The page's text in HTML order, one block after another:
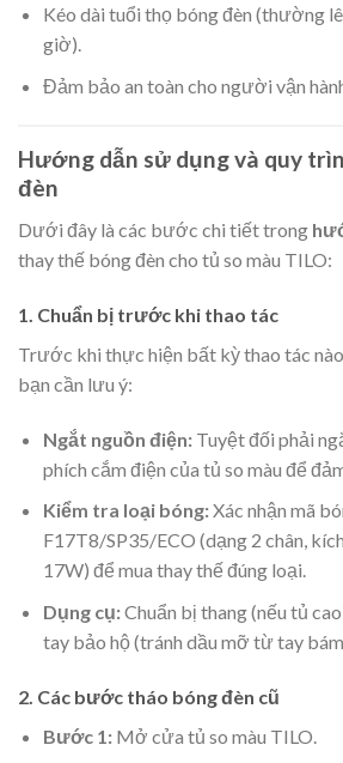
Kéo dài tuổi thọ bóng đèn (thường
giờ).
Đảm bảo an toàn cho người vận
Hướng dẫn sử dụng và quy
đèn
Dưới đây là các bước chi tiết trong
thay thế bóng đèn cho tủ so màu TILO:
1. Chuẩn bị trước khi thao tác
Trước khi thực hiện bất kỳ thao tác
bạn cần lưu ý:
Ngắt nguồn điện:Tuyệt đối phải
phích cắm điện của tủ so màu để
Kiểm tra loại bóng:Xác nhận mã
F17T8/SP35/ECO (dạng 2 chân,
17W) để mua thay thế đúng loại.
Dụng cụ:Chuẩn bị thang (nếu tủ
tay bảo hộ (tránh dầu mỡ từ tay
2. Các bước tháo bóng đèn cũ
Bước 1:Mở cửa tủ so màu TILO.